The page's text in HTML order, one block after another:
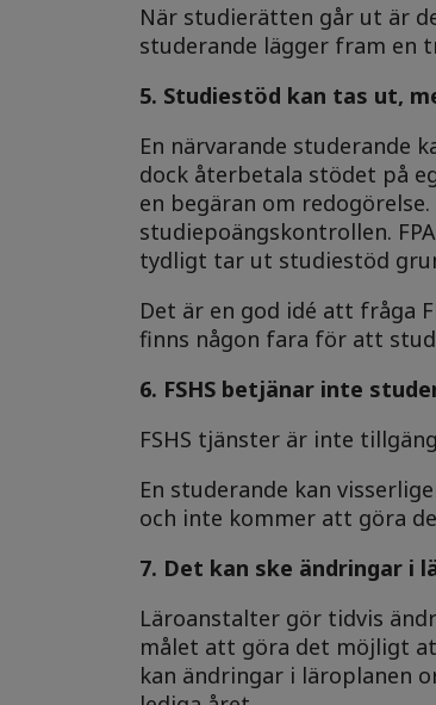
När studierätten går ut är
studerande lägger fram en
5. Studiestöd kan tas ut,
En närvarande studerande
dock återbetala stödet på
en begäran om
studiepoängskontrollen.
tydligt tar ut studiestöd
Det är en god idé att fråga
finns någon fara för att
6. FSHS betjänar inte
FSHS tjänster är inte
En studerande kan
och inte kommer att göra
7. Det kan ske ändringar i
Läroanstalter gör tidvis
målet att göra det möjligt
kan ändringar i läroplanen